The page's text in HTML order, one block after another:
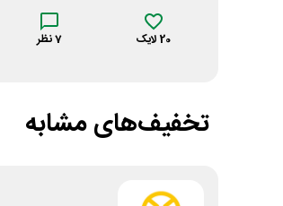
20 لایک 7نظر
تخفیف‌های مشابه